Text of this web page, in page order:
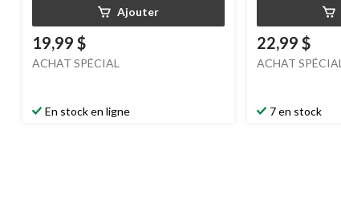
Ajouter
19,99 $
ACHAT SPÉCIAL
En stock en ligne
22,99 $
ACHAT SPÉCIAL
7 en stock